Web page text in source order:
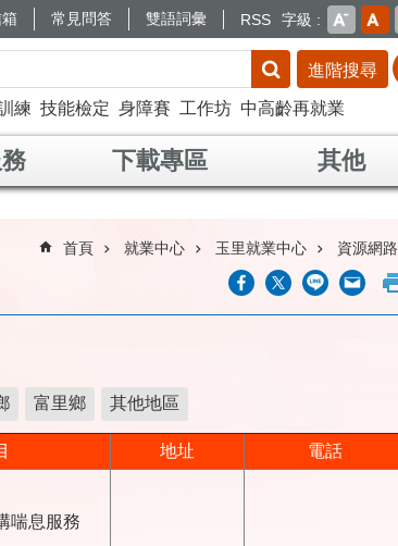
常見問答 雙語詞彙 RSS 字級
進階搜尋
練 技能檢定 身障賽 工作坊 中高齡再就業
下載專區 其他
首頁 就業中心 玉里就業中心 資源網路
富里鄉 其他地區
地址 電話
喘息服務